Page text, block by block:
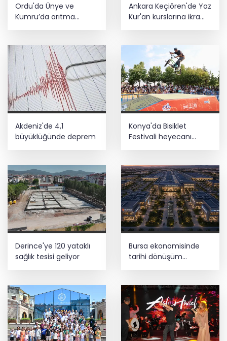
Ordu'da Ünye ve
Kumru’da arıtma
Ankara Keçiören'de Yaz
Kur'an kurslarına ikram
Akdeniz'de 4,1
büyüklüğünde deprem
Konya'da Bisiklet
Festivali heyecanı
Derince'ye 120 yataklı
sağlık tesisi geliyor
Bursa ekonomisinde
tarihi dönüşüm
hamlesi resmen
KOBİ OSB’de başvurular
başladı